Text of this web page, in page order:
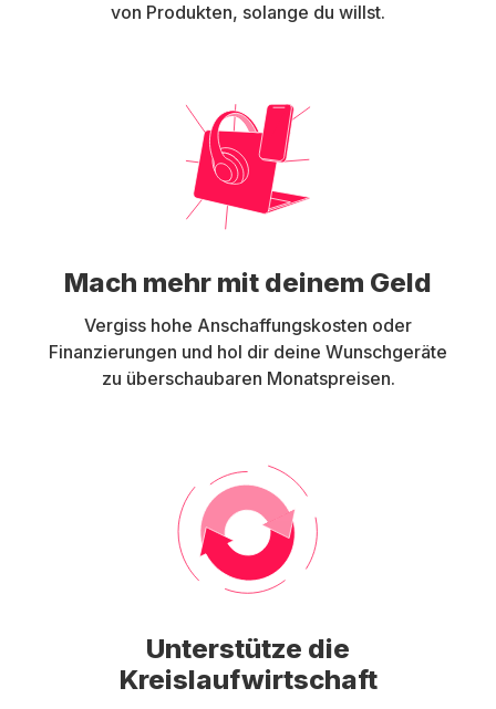
von Produkten, solange du willst.
Mach mehr mit deinem Geld
Vergiss hohe Anschaffungskosten oder
Finanzierungen und hol dir deine Wunschgeräte
zu überschaubaren Monatspreisen.
Unterstütze die
Kreislaufwirtschaft